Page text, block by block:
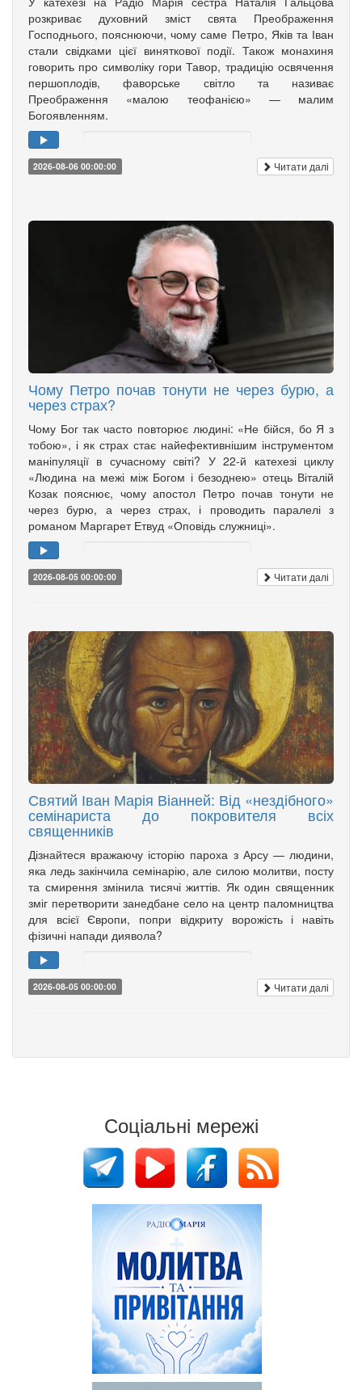
розкриває духовний зміст свята Преображення
Господнього, пояснюючи, чому саме Петро, Яків та Іван
стали свідками цієї виняткової події. Також монахиня
говорить про символіку гори Тавор, традицію освячення
першоплодів, фаворське світло та називає
Преображення «малою теофанією» — малим
Богоявленням.
2026-08-06 00:00:00 Читати далі
Чому Петро почав тонути не через бурю, а
через страх?
Чому Бог так часто повторює людині: «Не бійся, бо Я з
тобою», і як страх стає найефективнішим інструментом
маніпуляції в сучасному світі? У 22-й катехезі циклу
«Людина на межі між Богом і безоднею» отець Віталій
Козак пояснює, чому апостол Петро почав тонути не
через бурю, а через страх, і проводить паралелі з
романом Маргарет Етвуд «Оповідь служниці».
2026-08-05 00:00:00 Читати далі
Святий Іван Марія Віанней: Від «нездібного»
семінариста до покровителя всіх
священників
Дізнайтеся вражаючу історію пароха з Арсу — людини,
яка ледь закінчила семінарію, але силою молитви, посту
та смирення змінила тисячі життів. Як один священник
зміг перетворити занедбане село на центр паломництва
для всієї Європи, попри відкриту ворожість і навіть
фізичні напади диявола?
2026-08-05 00:00:00 Читати далі
Соціальні мережі